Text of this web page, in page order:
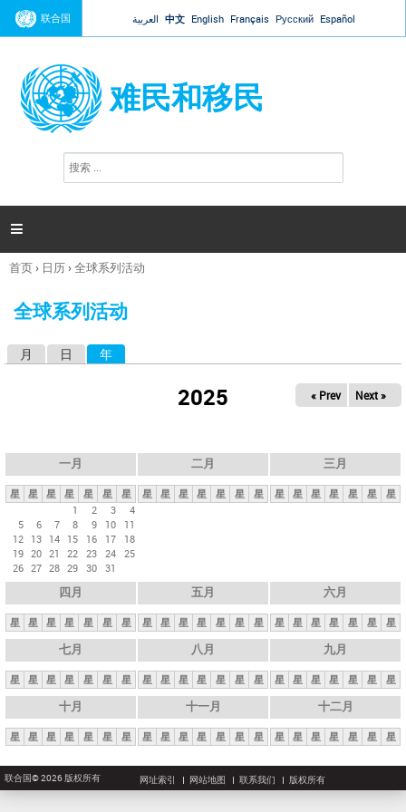
Jump to navigation
联合国 العربية 中文 English Français Русский Español
难民和移民
搜
索

你
这
首页› 日历›全球系列活动
全球系列活动
月 日 年
2025 « Prev Next »
一月
星 星 星 星 星 星
星
1
2 3
4
5
6 7 8 9 10
11
12 13 14 15 16 17
18
19 20 21 22 23 24 25
26 27 28 29 30 31
二月
星 星 星 星 星 星 星
三月
星 星 星 星 星 星 星
四月
星 星 星 星 星 星 星
五月
星 星 星 星 星 星 星
六月
星 星 星 星 星 星 星
七月
星 星 星 星 星 星 星
八月
星 星 星 星 星 星 星
九月
星 星 星 星 星 星 星
十月
星 星 星 星 星 星 星
十一月
星 星 星 星 星 星 星
十二月
星 星 星 星 星 星 星
联合国© 2026 版权所有 网址索引 网站地图 联系我们 版权所有